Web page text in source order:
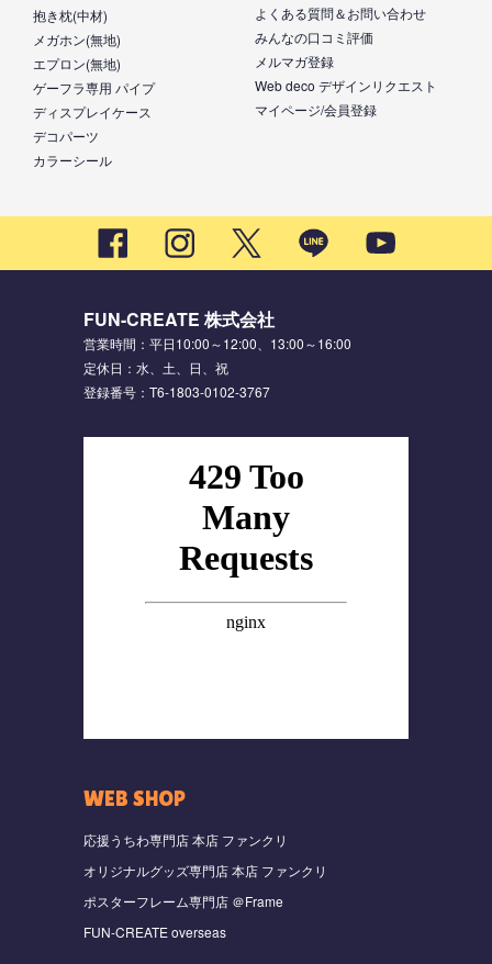
抱き枕(中材)
メガホン(無地)
エプロン(無地)
ゲーフラ専用 パイプ
ディスプレイケース
デコパーツ
カラーシール
よくある質問＆お問い合わせ
みんなの口コミ評価
メルマガ登録
Web deco デザインリクエスト
マイページ/会員登録
FUN-CREATE 株式会社
営業時間：平日10:00～12:00、13:00～16:00
定休日：水、土、日、祝
登録番号：T6-1803-0102-3767
WEB SHOP
応援うちわ専門店 本店 ファンクリ
オリジナルグッズ専門店 本店 ファンクリ
ポスターフレーム専門店 ＠Frame
FUN-CREATE overseas